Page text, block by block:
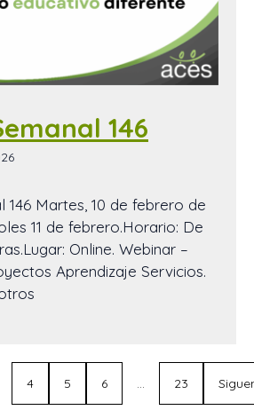
146
146 Martes, 10 de febrero de
11 de febrero.Horario: De
Online. Webinar –
Aprendizaje Servicios.
4 5 6 … 23